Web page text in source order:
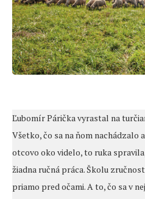
Ľubomír Párička vyrastal na
Všetko, čo sa na ňom nachádzalo
otcovo oko videlo, to ruka
žiadna ručná práca. Školu
priamo pred očami. A to, čo sa v